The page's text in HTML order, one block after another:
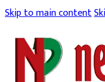
Skip to main content